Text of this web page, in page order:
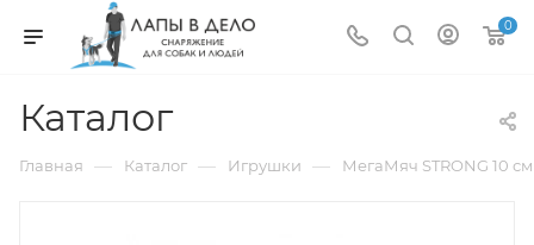
0
Каталог
Главная — Каталог — Игрушки — МегаМяч STRONG 10